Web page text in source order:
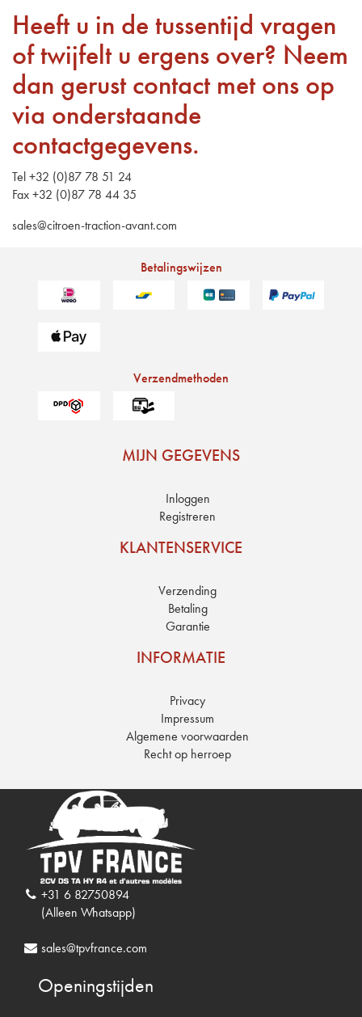
Heeft u in de tussentijd vragen
of twijfelt u ergens over? Neem
dan gerust contact met ons op
via onderstaande
contactgegevens.
Tel +32 (0)87 78 51 24
Fax +32 (0)87 78 44 35
sales@citroen-traction-avant.com
Betalingswijzen
Verzendmethoden
MIJN GEGEVENS
Inloggen
Registreren
KLANTENSERVICE
Verzending
Betaling
Garantie
INFORMATIE
Privacy
Impressum
Algemene voorwaarden
Recht op herroep
+31 6 82750894
(Alleen Whatsapp)
sales@tpvfrance.com
Openingstijden